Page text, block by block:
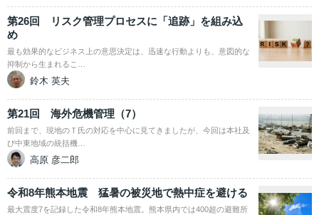
第26回 リスク管理プロセスに「追跡」を組み込
め
最も効果的なビジネス上の意思決定は、迅速な行動よりも、意図的な
抑制から生まれるこ…
鈴木 英夫
第21回 海外危機管理（7）
前回まで、現地のＴ氏の対応を中心に見てきましたが、今回は本社及
び中東地域の統括機…
高原 彦二郎
令和8年熊本地震 猛暑の被災地で熱中症を避ける
最大震度7を記録した令和8年熊本地震。熊本県内では400超の避難所